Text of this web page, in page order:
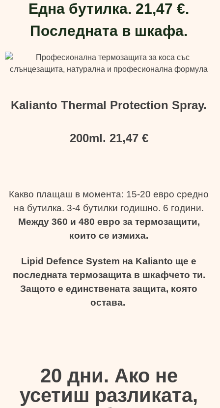
Една бутилка. 21,47 €.
Последната в шкафа.
Kalianto Thermal Protection Spray.
200ml. 21,47 €
Какво плащаш в момента: 15-20 евро средно
на бутилка. 3-4 бутилки годишно. 6 години.
Между 360 и 480 евро за термозащити,
които се измиха.
Lipid Defence System на Kalianto ще е
последната термозащита в шкафчето ти.
Защото е единствената защита, която
остава.
20 дни. Ако не
усетиш разликата,